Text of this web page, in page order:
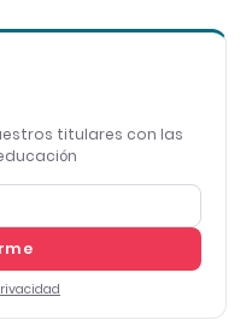
titulares con las